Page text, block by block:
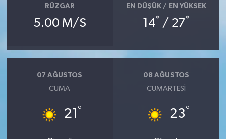
RÜZGAR
5.00 M/S
EN DÜŞÜK / EN YÜKSEK
14° / 27°
07 AĞUSTOS
CUMA
21 °
08 AĞUSTOS
CUMARTESI
23°